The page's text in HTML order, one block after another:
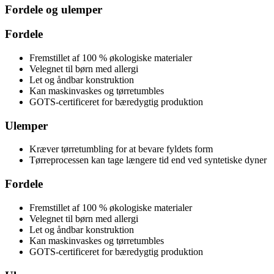
Fordele og ulemper
Fordele
Fremstillet af 100 % økologiske materialer
Velegnet til børn med allergi
Let og åndbar konstruktion
Kan maskinvaskes og tørretumbles
GOTS-certificeret for bæredygtig produktion
Ulemper
Kræver tørretumbling for at bevare fyldets form
Tørreprocessen kan tage længere tid end ved syntetiske dyner
Fordele
Fremstillet af 100 % økologiske materialer
Velegnet til børn med allergi
Let og åndbar konstruktion
Kan maskinvaskes og tørretumbles
GOTS-certificeret for bæredygtig produktion